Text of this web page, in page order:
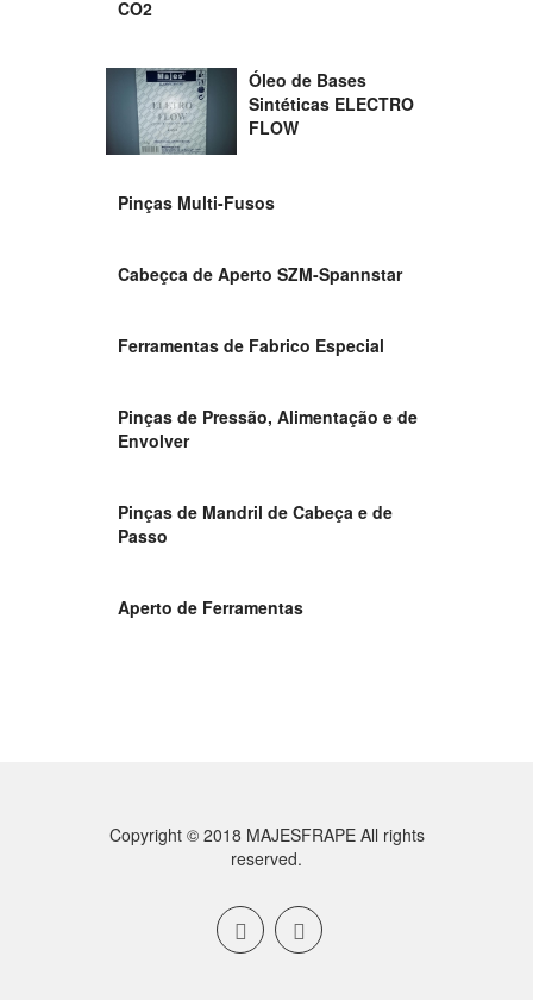
CO2
Óleo de Bases
Sintéticas ELECTRO
FLOW
Pinças Multi-Fusos
Cabeçca de Aperto SZM-Spannstar
Ferramentas de Fabrico Especial
Pinças de Pressão, Alimentação e de
Envolver
Pinças de Mandril de Cabeça e de
Passo
Aperto de Ferramentas
Copyright © 2018 MAJESFRAPE All rights
reserved.